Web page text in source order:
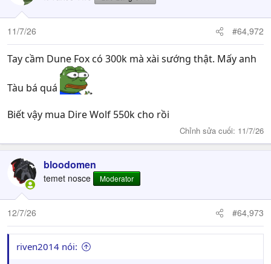
11/7/26 #64,972
Tay cầm Dune Fox có 300k mà xài sướng thật. Mấy anh
Tàu bá quá
Biết vậy mua Dire Wolf 550k cho rồi
Chỉnh sửa cuối: 11/7/26
bloodomen
temet nosce Moderator
12/7/26 #64,973
riven2014 nói: